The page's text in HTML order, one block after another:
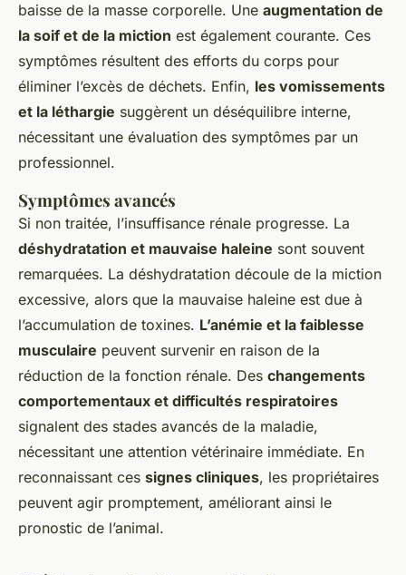
baisse de la masse corporelle. Une augmentation de
la soif et de la miction est également courante. Ces
symptômes résultent des efforts du corps pour
éliminer l’excès de déchets. Enfin, les vomissements
et la léthargie suggèrent un déséquilibre interne,
nécessitant une évaluation des symptômes par un
professionnel.
Symptômes avancés
Si non traitée, l’insuffisance rénale progresse. La
déshydratation et mauvaise haleine sont souvent
remarquées. La déshydratation découle de la miction
excessive, alors que la mauvaise haleine est due à
l’accumulation de toxines. L’anémie et la faiblesse
musculaire peuvent survenir en raison de la
réduction de la fonction rénale. Des changements
comportementaux et difficultés respiratoires
signalent des stades avancés de la maladie,
nécessitant une attention vétérinaire immédiate. En
reconnaissant ces signes cliniques, les propriétaires
peuvent agir promptement, améliorant ainsi le
pronostic de l’animal.